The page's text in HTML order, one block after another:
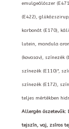
emulgeálószer
(E422),
karbonát (E170),
lutein, mandula
(kovasav), színezék
színezék (E110)*,
színezék (E172),
teljes mértékben
Allergén öszetevők:
tejszín, vaj, zsíros